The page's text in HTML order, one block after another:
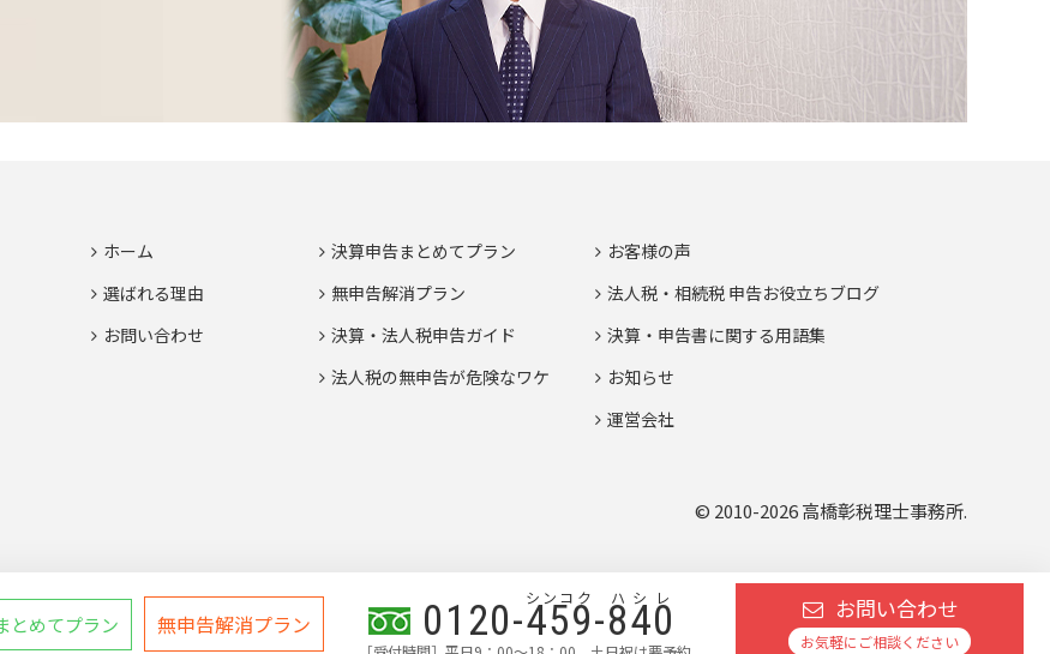
ホーム
選ばれる理由
お問い合わせ
決算申告まとめてプラン
無申告解消プラン
決算・法人税申告ガイド
法人税の無申告が危険なワケ
お客様の声
法人税・相続税 申告お役立ちブログ
決算・申告書に関する用語集
お知らせ
運営会社
© 2010-2026 高橋彰税理士事務所.
とめてプラン 無申告解消プラン 0120-459
シンコク -840
ハシレ お問い合わせ
お気軽にご相談ください